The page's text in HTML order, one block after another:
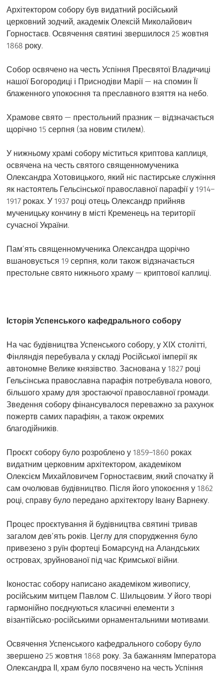
Архітектором собору був видатний російський
церковний зодчий, академік Олексій Миколайович
Горностаєв. Освячення святині звершилося 25 жовтня
1868 року.
Собор освячено на честь Успіння Пресвятої Владичиці
нашої Богородиці і Приснодіви Марії — на спомин Її
блаженного упокоєння та преславного взяття на небо.
Храмове свято — престольний празник — відзначається
щорічно 15 серпня (за новим стилем).
У нижньому храмі собору міститься криптова каплиця,
освячена на честь святого священномученика
Олександра Хотовицького, який ніс пастирське служіння
як настоятель Гельсінської православної парафії у 1914–
1917 роках. У 1937 році отець Олександр прийняв
мученицьку кончину в місті Кременець на території
сучасної України.
Пам’ять священномученика Олександра щорічно
вшановується 19 серпня, коли також відзначається
престольне свято нижнього храму — криптової каплиці.
Історія Успенського кафедрального собору
На час будівництва Успенського собору, у ХІХ столітті,
Фінляндія перебувала у складі Російської імперії як
автономне Велике князівство. Заснована у 1827 році
Гельсінська православна парафія потребувала нового,
більшого храму для зростаючої православної громади.
Зведення собору фінансувалося переважно за рахунок
пожертв самих парафіян, а також окремих
благодійників.
Проєкт собору було розроблено у 1859–1860 роках
видатним церковним архітектором, академіком
Олексієм Михайловичем Горностаєвим, який спочатку й
сам очолював будівництво. Після його упокоєння у 1862
році, справу було передано архітектору Івану Варнеку.
Процес проєктування й будівництва святині тривав
загалом дев’ять років. Цеглу для спорудження було
привезено з руїн фортеці Бомарсунд на Аландських
островах, зруйнованої під час Кримської війни.
Іконостас собору написано академіком живопису,
російським митцем Павлом С. Шильцовим. У його творі
гармонійно поєднуються класичні елементи з
візантійсько-російськими орнаментальними мотивами.
Освячення Успенського кафедрального собору було
звершено 25 жовтня 1868 року. За бажанням Імператора
Олександра ІІ, храм було посвячено на честь Успіння